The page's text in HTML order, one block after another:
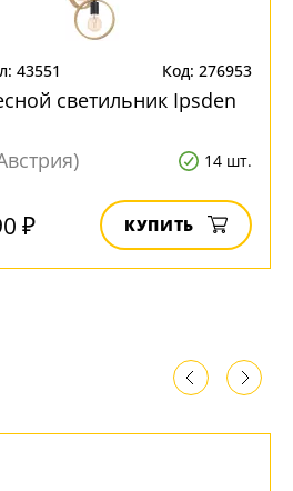
43551 Код: 276953
светильник Ipsden
14 шт.
₽ КУПИТЬ